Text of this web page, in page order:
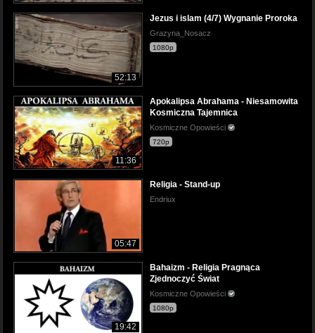
52:13
Jezus i islam (4/7) Wygnanie Proroka
Grazyna_Nosacz
1080p
11:36
Apokalipsa Abrahama - Niesamowita
Kosmiczna Tajemnica
Kosmiczne Opowieści
720p
05:47
Religia - Stand-up
Endriux
19:42
Bahaizm - Religia Pragnąca
Zjednoczyć Świat
Kosmiczne Opowieści
1080p